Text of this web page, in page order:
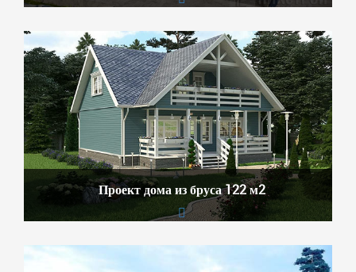
Проект дома из бруса 122 м2